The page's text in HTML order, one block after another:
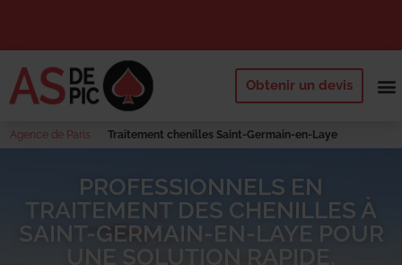
Obtenir un devis
Agence de Paris Traitement chenilles Saint-Germain-en-Laye
PROFESSIONNELS EN
TRAITEMENT DES CHENILLES À
SAINT-GERMAIN-EN-LAYE POUR
UNE SOLUTION RAPIDE.